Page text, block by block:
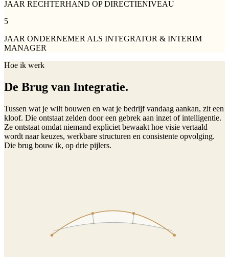
JAAR RECHTERHAND OP DIRECTIENIVEAU
5
JAAR ONDERNEMER ALS INTEGRATOR & INTERIM
MANAGER
Hoe ik werk
De Brug van Integratie.
Tussen wat je wilt bouwen en wat je bedrijf vandaag aankan, zit een
kloof. Die ontstaat zelden door een gebrek aan inzet of intelligentie.
Ze ontstaat omdat niemand expliciet bewaakt hoe visie vertaald
wordt naar keuzes, werkbare structuren en consistente opvolging.
Die brug bouw ik, op drie pijlers.